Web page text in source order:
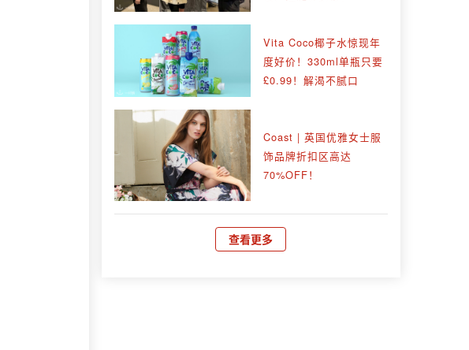
Vita Coco椰子水惊现年
度好价！330ml单瓶只要
£0.99！解渴不腻口
Coast | 英国优雅女士服
饰品牌折扣区高达
70%OFF！
查看更多